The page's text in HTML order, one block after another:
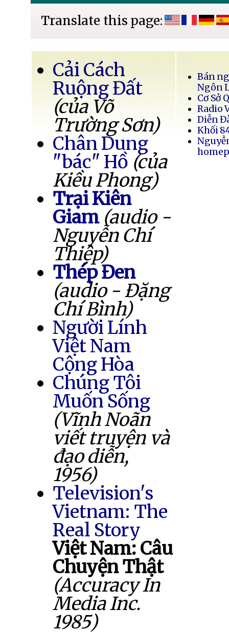
Translate this page:
Cải Cách
Ruộng Đất
(của Võ
Trường Sơn)
Chân Dung
"bác" Hồ (của
Kiều Phong)
Trại Kiên
Giam (audio -
Nguyễn Chí
Thiệp)
Thép Đen
(audio - Đặng
Chí Bình)
Người Lính
Việt Nam
Cộng Hòa
Chúng Tôi
Muốn Sống
(Vĩnh Noãn
viết truyện và
đạo diễn,
1956)
Television's
Vietnam: The
Real Story
Việt Nam: Câu
Chuyện Thật
(Accuracy In
Media Inc.
1985)
Bán
Ngôn
Cơ Sở
Radio
Diễn
Khối